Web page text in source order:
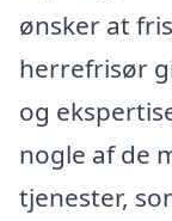
ønsker at
herrefrisør
og
nogle af de
tjenester,